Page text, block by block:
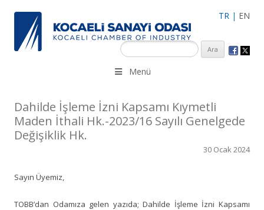
TR | EN
KSO 3500’ü aşkın sanayi kuruluşuna uzman çalışanları ile İzmit
Merkez, Çayırova, Dilovası, Gebze ve İMES OSB’deki ofisleri ile
Menü
Dahilde İşleme İzni Kapsamı Kıymetli
Maden İthali Hk.-2023/16 Sayılı Genelgede
Değişiklik Hk.
30 Ocak 2024
Sayın Üyemiz,
TOBB’dan Odamıza gelen yazıda; Dahilde İşleme İzni Kapsamı